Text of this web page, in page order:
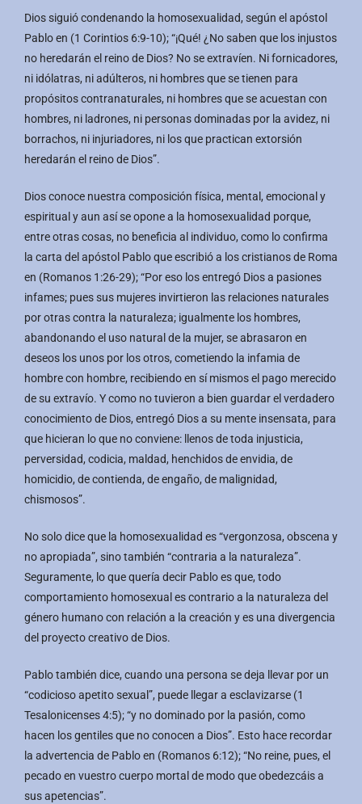
Dios siguió condenando la homosexualidad, según el apóstol
Pablo en (1 Corintios 6:9-10); “¡Qué! ¿No saben que los injustos
no heredarán el reino de Dios? No se extravíen. Ni fornicadores,
ni idólatras, ni adúlteros, ni hombres que se tienen para
propósitos contranaturales, ni hombres que se acuestan con
hombres, ni ladrones, ni personas dominadas por la avidez, ni
borrachos, ni injuriadores, ni los que practican extorsión
heredarán el reino de Dios”.
Dios conoce nuestra composición física, mental, emocional y
espiritual y aun así se opone a la homosexualidad porque,
entre otras cosas, no beneficia al individuo, como lo confirma
la carta del apóstol Pablo que escribió a los cristianos de Roma
en (Romanos 1:26-29); “Por eso los entregó Dios a pasiones
infames; pues sus mujeres invirtieron las relaciones naturales
por otras contra la naturaleza; igualmente los hombres,
abandonando el uso natural de la mujer, se abrasaron en
deseos los unos por los otros, cometiendo la infamia de
hombre con hombre, recibiendo en sí mismos el pago merecido
de su extravío. Y como no tuvieron a bien guardar el verdadero
conocimiento de Dios, entregó Dios a su mente insensata, para
que hicieran lo que no conviene: llenos de toda injusticia,
perversidad, codicia, maldad, henchidos de envidia, de
homicidio, de contienda, de engaño, de malignidad,
chismosos”.
No solo dice que la homosexualidad es “vergonzosa, obscena y
no apropiada”, sino también “contraria a la naturaleza”.
Seguramente, lo que quería decir Pablo es que, todo
comportamiento homosexual es contrario a la naturaleza del
género humano con relación a la creación y es una divergencia
del proyecto creativo de Dios.
Pablo también dice, cuando una persona se deja llevar por un
“codicioso apetito sexual”, puede llegar a esclavizarse (1
Tesalonicenses 4:5); “y no dominado por la pasión, como
hacen los gentiles que no conocen a Dios”. Esto hace recordar
la advertencia de Pablo en (Romanos 6:12); “No reine, pues, el
pecado en vuestro cuerpo mortal de modo que obedezcáis a
sus apetencias”.